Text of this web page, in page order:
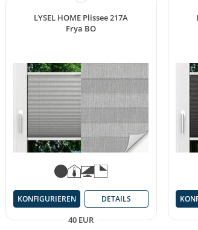
LYSEL HOME Plissee 217A
Frya BO
40 EUR
KONFIGURIEREN DETAILS